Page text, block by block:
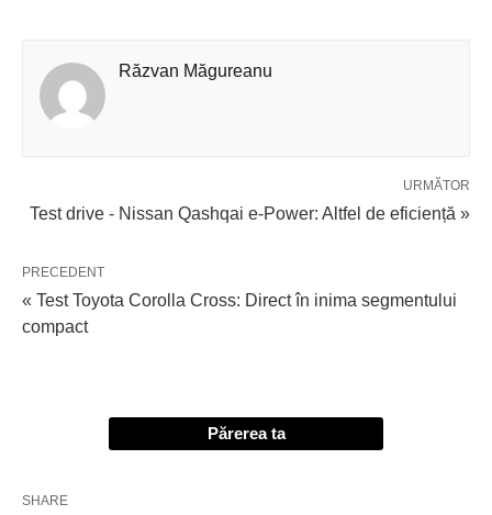
Răzvan Măgureanu
URMĂTOR
Test drive - Nissan Qashqai e-Power: Altfel de eficiență »
PRECEDENT
« Test Toyota Corolla Cross: Direct în inima segmentului
compact
Părerea ta
SHARE